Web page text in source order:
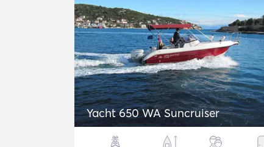
Yacht 650 WA Suncruiser